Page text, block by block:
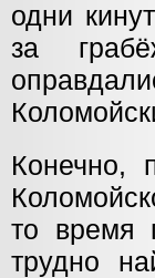
одни
за
Конечно,
то время
трудно